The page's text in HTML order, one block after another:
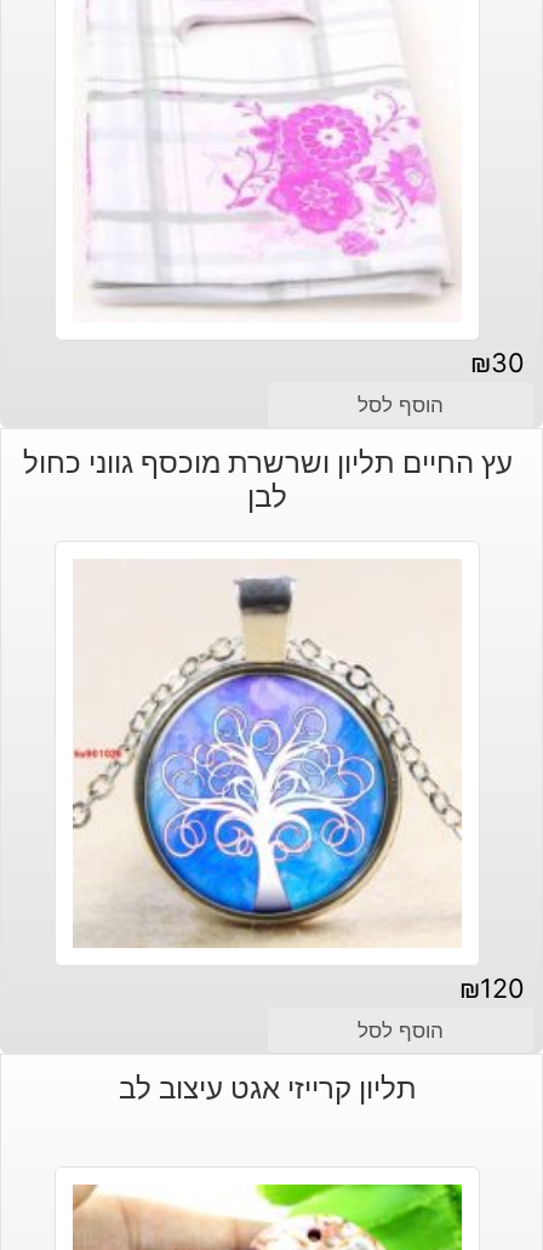
₪30
הוסף לסל
עץ החיים תליון ושרשרת מוכסף גווני כחול
לבן
₪120
הוסף לסל
תליון קרייזי אגט עיצוב לב